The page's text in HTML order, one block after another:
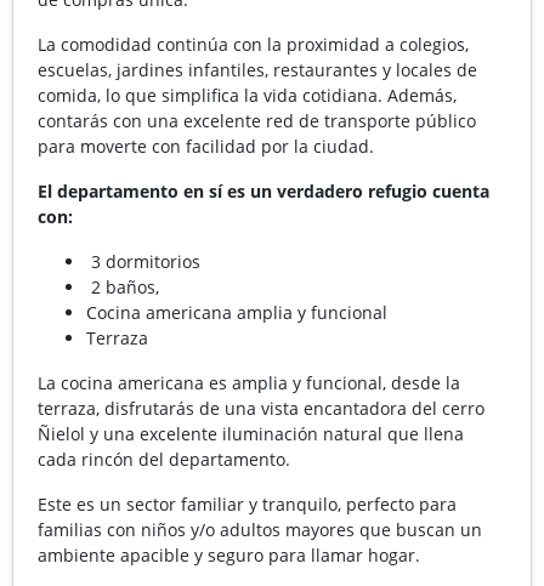
La comodidad continúa con la proximidad a colegios,
escuelas, jardines infantiles, restaurantes y locales de
comida, lo que simplifica la vida cotidiana. Además,
contarás con una excelente red de transporte público
para moverte con facilidad por la ciudad.
El departamento en sí es un verdadero refugio cuenta
con:
3 dormitorios
2 baños,
Cocina americana amplia y funcional
Terraza
La cocina americana es amplia y funcional, desde la
terraza, disfrutarás de una vista encantadora del cerro
Ñielol y una excelente iluminación natural que llena
cada rincón del departamento.
Este es un sector familiar y tranquilo, perfecto para
familias con niños y/o adultos mayores que buscan un
ambiente apacible y seguro para llamar hogar.